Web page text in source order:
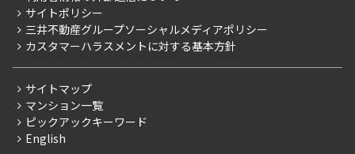
当社限定（港区・渋谷区）
当社限定（港区・渋谷区以外）
三井不動産企画
賃料改定
フリーレント
ペット可
【仲介会社様向け】当社仲介事業部取り扱い物件入居申込
お問い合わせ
サイトポリシー
三井不動産グループソーシャルメディアポリシー
カスタマーハラスメントに対する基本方針
サイトマップ
マンション一覧
ピックアックキーワード
English